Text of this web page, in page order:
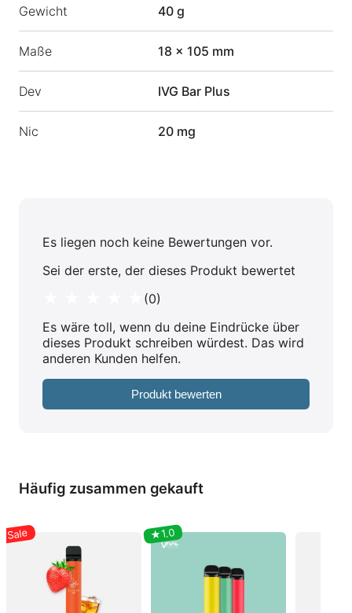
Gewicht 40 g
Maße 18 × 105 mm
Dev IVG Bar Plus
Nic 20 mg
Es liegen noch keine Bewertungen vor.
Sei der erste, der dieses Produkt bewertet
(0)
Es wäre toll, wenn du deine Eindrücke über
dieses Produkt schreiben würdest. Das wird
anderen Kunden helfen.
Produkt bewerten
Häufig zusammen gekauft